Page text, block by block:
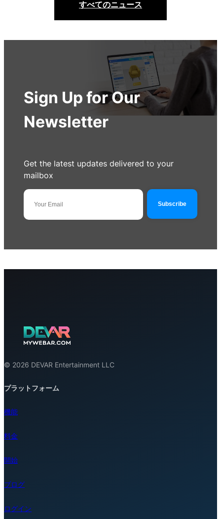
すべてのニュース
Sign Up for Our
Newsletter
Get the latest updates delivered to your
mailbox
© 2026 DEVAR Entertainment LLC
プラットフォーム
機能
料金
開始
ブログ
ログイン